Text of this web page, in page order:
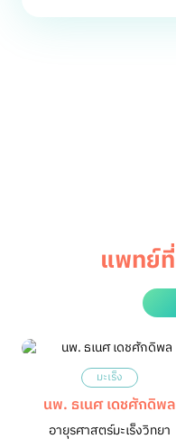
แพทย์
มะเร็ง
นพ. ธเนศ เดชศักดิพล
อายุรศาสตร์มะเร็งวิทยา